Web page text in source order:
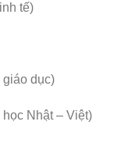
tế)
giáo dục)
Nhật – Việt)